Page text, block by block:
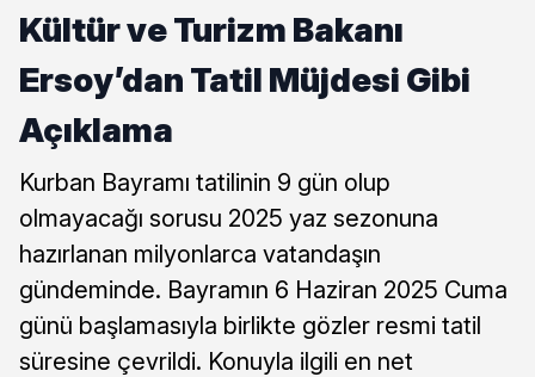
Kültür ve Turizm Bakanı
Ersoy’dan Tatil Müjdesi Gibi
Açıklama
Kurban Bayramı tatilinin 9 gün olup
olmayacağı sorusu 2025 yaz sezonuna
hazırlanan milyonlarca vatandaşın
gündeminde. Bayramın 6 Haziran 2025 Cuma
günü başlamasıyla birlikte gözler resmi tatil
süresine çevrildi. Konuyla ilgili en net